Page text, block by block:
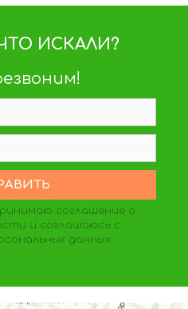
ИСКАЛИ?
соглашение о
и соглашаюсь с
данных